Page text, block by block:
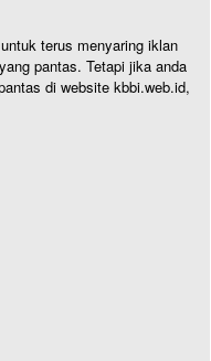
terus menyaring iklan
pantas. Tetapi jika anda
di website kbbi.web.id,